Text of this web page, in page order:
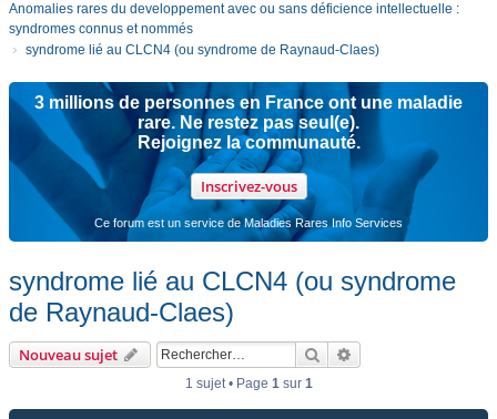
Anomalies rares du developpement avec ou sans déficience intellectuelle :
syndromes connus et nommés
syndrome lié au CLCN4 (ou syndrome de Raynaud-Claes)
3 millions de personnes en France ont une maladie
rare. Ne restez pas seul(e).
Rejoignez la communauté.
Inscrivez-vous
Ce forum est un service de Maladies Rares Info Services
syndrome lié au CLCN4 (ou syndrome
de Raynaud-Claes)
Nouveau sujet Rechercher
1 sujet • Page 1sur 1